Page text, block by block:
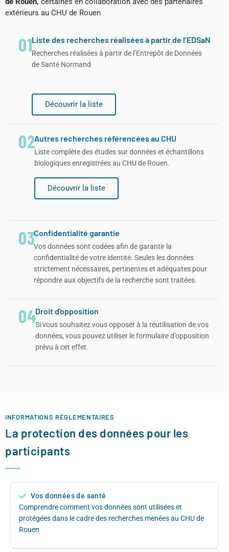
extérieurs au CHU de Rouen
01Liste des recherches réalisées à partir de l’EDSaN
Recherches réalisées à partir de l’Entrepôt de Données
de Santé Normand
Découvrir la liste
02Autres recherches référencées au CHU
Liste complète des études sur données et échantillons
biologiques enregistrées au CHU de Rouen.
Découvrir la liste
03Confidentialité garantie
Vos données sont codées afin de garantir la
confidentialité de votre identité. Seules les données
strictement nécessaires, pertinentes et adéquates pour
répondre aux objectifs de la recherche sont traitées.
04Droit d'opposition
Si vous souhaitez vous opposer à la réutilisation de vos
données, vous pouvez utiliser le formulaire d’opposition
prévu à cet effet.
INFORMATIONS RÉGLEMENTAIRES
La protection des données pour les
participants
Vos données de santé
Comprendre comment vos données sont utilisées et
protégées dans le cadre des recherches menées au CHU de
Rouen